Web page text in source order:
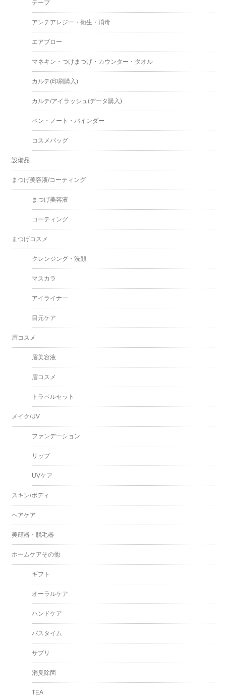
テープ
アンチアレジー・衛生・消毒
エアブロー
マネキン・つけまつげ・カウンター・タオル
カルテ(印刷購入)
カルテ/アイラッシュ(データ購入)
ペン・ノート・バインダー
コスメバッグ
設備品
まつげ美容液/コーティング
まつげ美容液
コーティング
まつげコスメ
クレンジング・洗顔
マスカラ
アイライナー
目元ケア
眉コスメ
眉美容液
眉コスメ
トラベルセット
メイク/UV
ファンデーション
リップ
UVケア
スキン/ボディ
ヘアケア
美顔器・脱毛器
ホームケアその他
ギフト
オーラルケア
ハンドケア
バスタイム
サプリ
消臭除菌
TEA